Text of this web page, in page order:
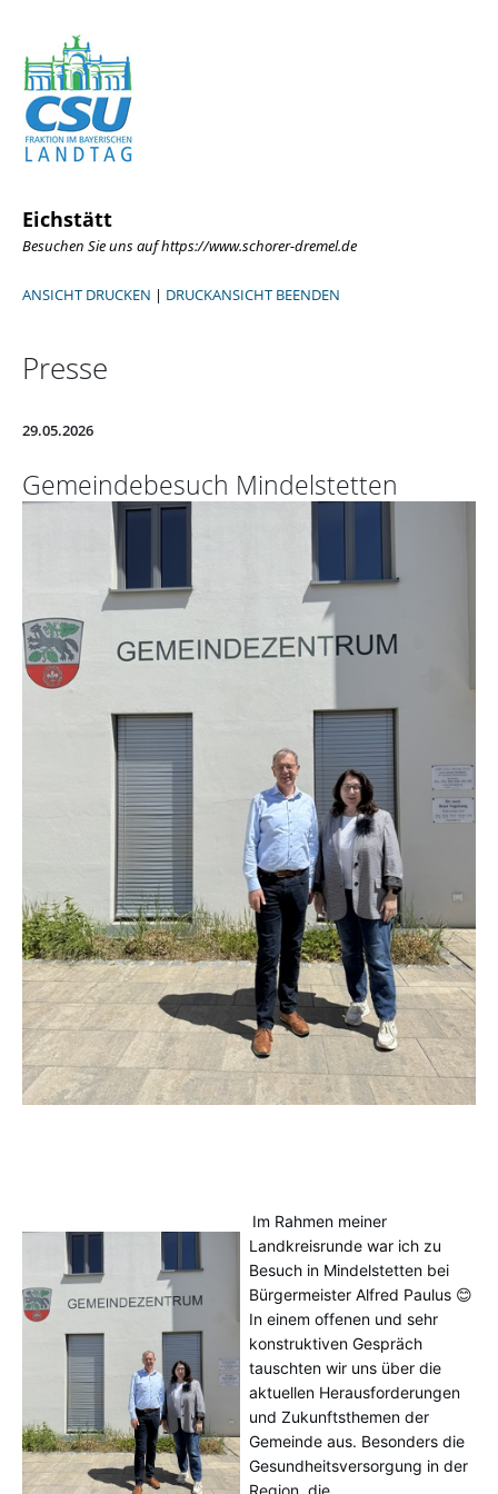
Eichstätt
Besuchen Sie uns auf https://www.schorer-dremel.de
ANSICHT DRUCKEN | DRUCKANSICHT BEENDEN
Presse
29.05.2026
Gemeindebesuch Mindelstetten
Im Rahmen meiner
Landkreisrunde war ich zu
Besuch in Mindelstetten bei
Bürgermeister Alfred Paulus 😊
In einem offenen und sehr
konstruktiven Gespräch
tauschten wir uns über die
aktuellen Herausforderungen
und Zukunftsthemen der
Gemeinde aus. Besonders die
Gesundheitsversorgung in der